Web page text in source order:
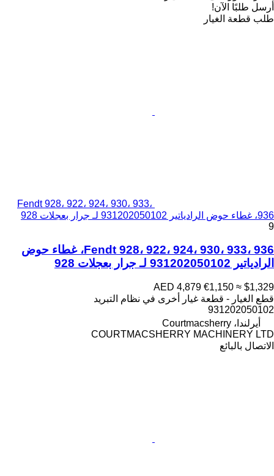
أرسل طلبًا الآن!
طلب قطعة الغيار
Fendt 928، 922، 924، 930، 933،
936، غطاء حوض الرادياتير 931202050102 لـ جرار بعجلات 928
9
Fendt 928، 922، 924، 930، 933، 936، غطاء حوض
الرادياتير 931202050102 لـ جرار بعجلات 928
AED 4,879 €1,150 ≈ $1,329
قطع الغيار - قطعة غيار أخرى في نظام التبريد
931202050102
أيرلندا، Courtmacsherry
COURTMACSHERRY MACHINERY LTD
الاتصال بالبائع